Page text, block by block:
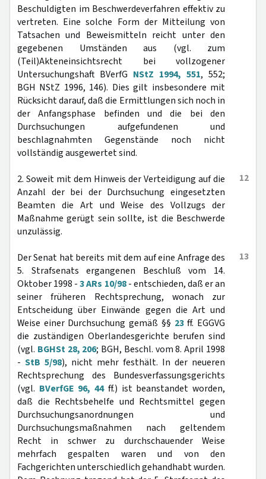
Beschuldigten im Beschwerdeverfahren effektiv zu
vertreten. Eine solche Form der Mitteilung von
Tatsachen und Beweismitteln reicht unter den
gegebenen Umständen aus (vgl. zum
(Teil)Akteneinsichtsrecht bei vollzogener
Untersuchungshaft BVerfG NStZ 1994, 551, 552;
BGH NStZ 1996, 146). Dies gilt insbesondere mit
Rücksicht darauf, daß die Ermittlungen sich noch in
der Anfangsphase befinden und die bei den
Durchsuchungen aufgefundenen und
beschlagnahmten Gegenstände noch nicht
vollständig ausgewertet sind.
12
2. Soweit mit dem Hinweis der Verteidigung auf die
Anzahl der bei der Durchsuchung eingesetzten
Beamten die Art und Weise des Vollzugs der
Maßnahme gerügt sein sollte, ist die Beschwerde
unzulässig.
13
Der Senat hat bereits mit dem auf eine Anfrage des
5. Strafsenats ergangenen Beschluß vom 14.
Oktober 1998 -3 ARs 10/98- entschieden, daß er an
seiner früheren Rechtsprechung, wonach zur
Entscheidung über Einwände gegen die Art und
Weise einer Durchsuchung gemäß §§ 23ff. EGGVG
die zuständigen Oberlandesgerichte berufen sind
(vgl. BGHSt 28, 206; BGH, Beschl. vom 8. April 1998
- StB 5/98), nicht mehr festhält. In der neueren
Rechtsprechung des Bundesverfassungsgerichts
(vgl. BVerfGE 96, 44ff.) ist beanstandet worden,
daß die Rechtsbehelfe und Rechtsmittel gegen
Durchsuchungsanordnungen und
Durchsuchungsmaßnahmen nach geltendem
Recht in schwer zu durchschauender Weise
mehrfach gespalten waren und von den
Fachgerichten unterschiedlich gehandhabt wurden.